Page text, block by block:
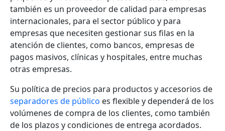
también es un proveedor de calidad para empresas
internacionales, para el sector público y para
empresas que necesiten gestionar sus filas en la
atención de clientes, como bancos, empresas de
pagos masivos, clínicas y hospitales, entre muchas
otras empresas.
Su política de precios para productos y accesorios de
separadores de público es flexible y dependerá de los
volúmenes de compra de los clientes, como también
de los plazos y condiciones de entrega acordados.